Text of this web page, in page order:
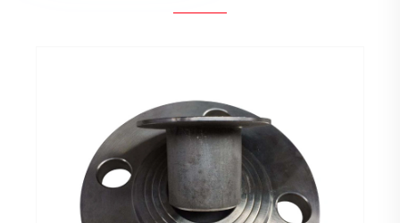
소프트 조인트 플랜지
더보기 >>